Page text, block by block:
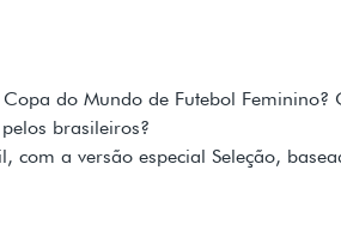
do Mundo de Futebol
brasileiros?
a versão especial Seleção,